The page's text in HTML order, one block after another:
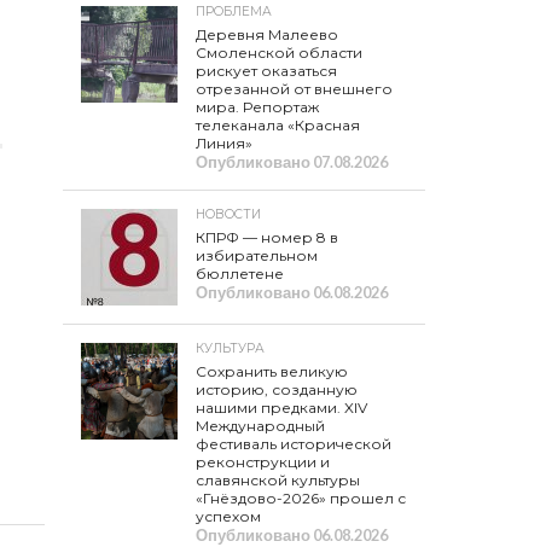
ПРОБЛЕМА
Деревня Малеево
Смоленской области
рискует оказаться
отрезанной от внешнего
мира. Репортаж
телеканала «Красная
Линия»
Опубликовано07.08.2026
НОВОСТИ
КПРФ — номер 8 в
избирательном
бюллетене
Опубликовано06.08.2026
КУЛЬТУРА
Сохранить великую
историю, созданную
нашими предками. XIV
Международный
фестиваль исторической
реконструкции и
славянской культуры
«Гнёздово-2026» прошел с
успехом
Опубликовано06.08.2026